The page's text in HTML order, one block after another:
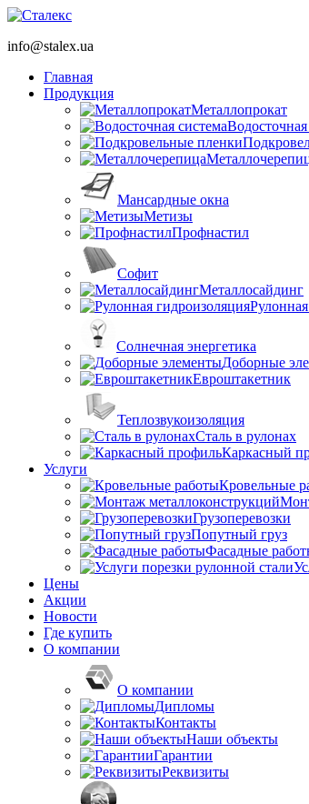
info@stalex.ua
Главная
Продукция
Металлопрокат
Мансардные окна
Метизы
Профнастил
Софит
Металлосайдинг
Солнечная энергетика
Доборные
Евроштакетник
Теплозвукоизоляция
Сталь в рулонах
Каркасный
Услуги
Кровельные
Грузоперевозки
Попутный груз
Фасадные
Цены
Акции
Новости
Где купить
О компании
О компании
Дипломы
Контакты
Наши объекты
Гарантии
Реквизиты